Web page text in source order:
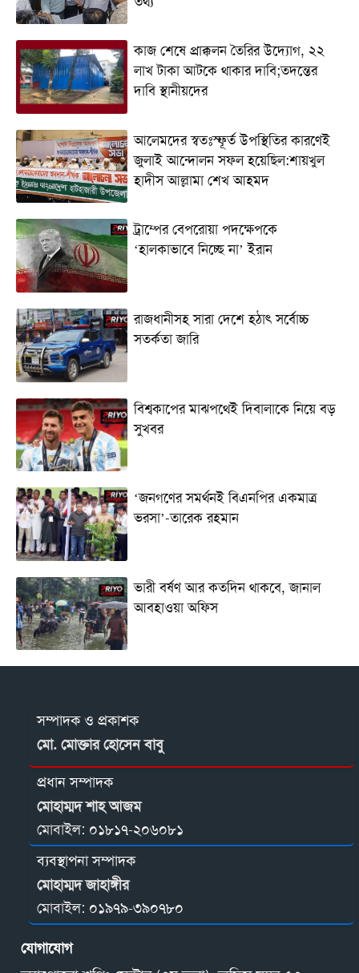
কাজ শেষে প্রাক্কলন তৈরির উদ্যোগ, ২২
লাখ টাকা আটকে থাকার দাবি;তদন্তের
দাবি স্থানীয়দের
আলেমদের স্বতঃস্ফূর্ত উপস্থিতির কারণেই
জুলাই আন্দোলন সফল হয়েছিল:শায়খুল
হাদীস আল্লামা শেখ আহমদ
ট্রাম্পের বেপরোয়া পদক্ষেপকে
‘হালকাভাবে নিচ্ছে না’ ইরান
রাজধানীসহ সারা দেশে হঠাৎ সর্বোচ্চ
সতর্কতা জা‌রি
বিশ্বকাপের মাঝপথেই দিবালাকে নিয়ে বড়
সুখবর
‘জনগণের সমর্থনই বিএনপির একমাত্র
ভরসা’-তারেক রহমান
ভারী বর্ষণ আর কতদিন থাকবে, জানাল
আবহাওয়া অফিস
সম্পাদক ও প্রকাশক
মো. মোক্তার হোসেন বাবু
প্রধান সম্পাদক
মোহাম্মদ শাহ আজম
মোবাইল: ০১৮১৭-২০৬০৮১
ব্যবস্থাপনা সম্পাদক
মোহাম্মদ জাহাঙ্গীর
মোবাইল: ০১৯৭৯-৩৯০৭৮০
যোগাযোগ